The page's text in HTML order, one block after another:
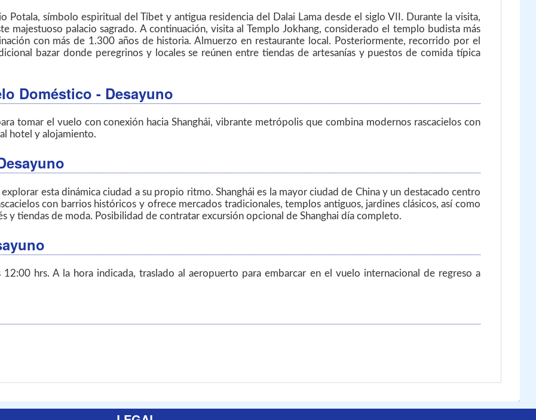
Potala, símbolo espiritual del Tíbet y antigua residencia del Dalai Lama desde el siglo VII. Durante la visita,
majestuoso palacio sagrado. A continuación, visita al Templo Jokhang, considerado el templo budista más
con más de 1.300 años de historia. Almuerzo en restaurante local. Posteriormente, recorrido por el
bazar donde peregrinos y locales se reúnen entre tiendas de artesanías y puestos de comida típica
Doméstico - Desayuno
tomar el vuelo con conexión hacia Shanghái, vibrante metrópolis que combina modernos rascacielos con
hotel y alojamiento.
esta dinámica ciudad a su propio ritmo. Shanghái es la mayor ciudad de China y un destacado centro
con barrios históricos y ofrece mercados tradicionales, templos antiguos, jardines clásicos, así como
y tiendas de moda. Posibilidad de contratar excursión opcional de Shanghai día completo.
hrs. A la hora indicada, traslado al aeropuerto para embarcar en el vuelo internacional de regreso a